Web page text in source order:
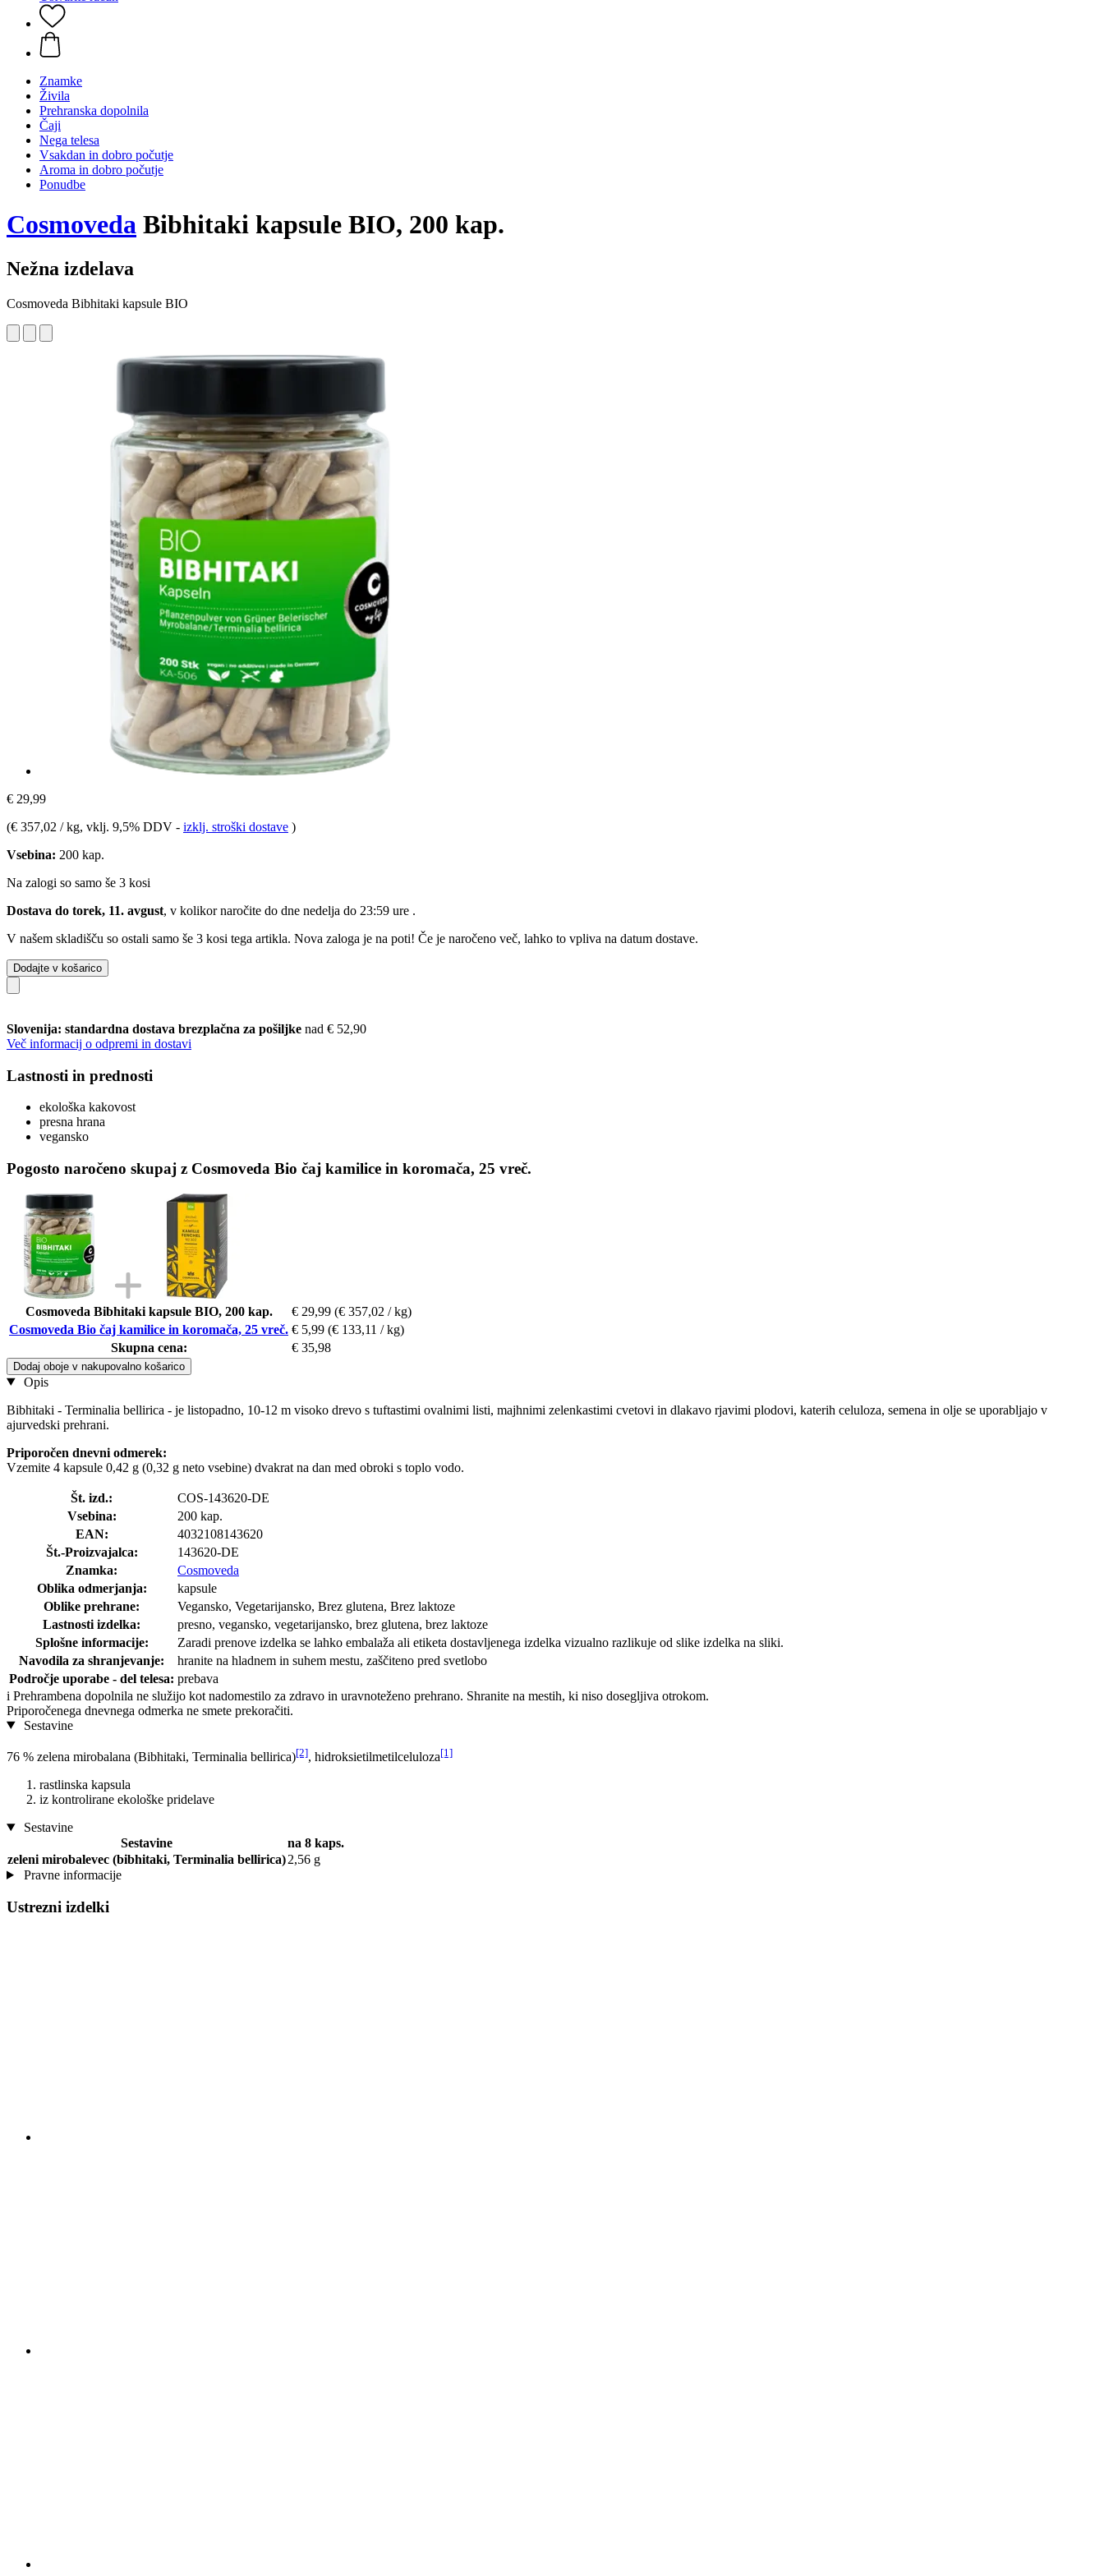
Znamke
Živila
Prehranska dopolnila
Čaji
Nega telesa
Vsakdan in dobro počutje
Aroma in dobro počutje
Ponudbe
Cosmoveda Bibhitaki kapsule BIO, 200 kap.
Nežna izdelava
Cosmoveda Bibhitaki kapsule BIO
€ 29,99
(€ 357,02 / kg, vklj. 9,5% DDV - izklj. stroški dostave )
Vsebina: 200 kap.
Na zalogi so samo še 3 kosi
Dostava do torek, 11. avgust, v kolikor naročite do dne nedelja do 23:59 ure .
V našem skladišču so ostali samo še 3 kosi tega artikla. Nova zaloga je na poti! Če je naročeno več, lahko to vpliva na datum dostave.
Dodajte v košarico
Slovenija: standardna dostava brezplačna za pošiljke nad € 52,90
Več informacij o odpremi in dostavi
Lastnosti in prednosti
ekološka kakovost
presna hrana
vegansko
Pogosto naročeno skupaj z Cosmoveda Bio čaj kamilice in koromača, 25 vreč.
Cosmoveda Bibhitaki kapsule BIO, 200 kap. € 29,99 (€ 357,02 / kg)
Cosmoveda Bio čaj kamilice in koromača, 25 vreč. € 5,99 (€ 133,11 / kg)
Skupna cena:
€ 35,98
Dodaj oboje v nakupovalno košarico
Opis
Bibhitaki - Terminalia bellirica - je listopadno, 10-12 m visoko drevo s tuftastimi ovalnimi listi, majhnimi zelenkastimi cvetovi in dlakavo rjavimi plodovi, katerih celuloza, semena in olje se uporabljajo v
ajurvedski prehrani.
Priporočen dnevni odmerek:
Vzemite 4 kapsule 0,42 g (0,32 g neto vsebine) dvakrat na dan med obroki s toplo vodo.
Št. izd.:
COS-143620-DE
Vsebina:
200 kap.
EAN:
4032108143620
Št.-Proizvajalca:
143620-DE
Znamka:
Cosmoveda
Oblika odmerjanja:
kapsule
Oblike prehrane:
Vegansko, Vegetarijansko, Brez glutena, Brez laktoze
Lastnosti izdelka:
presno, vegansko, vegetarijansko, brez glutena, brez laktoze
Splošne informacije:
Zaradi prenove izdelka se lahko embalaža ali etiketa dostavljenega izdelka vizualno razlikuje od slike izdelka na sliki.
Navodila za shranjevanje:
hranite na hladnem in suhem mestu, zaščiteno pred svetlobo
Področje uporabe - del telesa: prebava
i Prehrambena dopolnila ne služijo kot nadomestilo za zdravo in uravnoteženo prehrano. Shranite na mestih, ki niso dosegljiva otrokom.
Priporočenega dnevnega odmerka ne smete prekoračiti.
Sestavine
76 % zelena mirobalana (Bibhitaki, Terminalia bellirica)[2], hidroksietilmetilceluloza[1]
rastlinska kapsula
iz kontrolirane ekološke pridelave
Sestavine
Sestavine
na 8 kaps.
zeleni mirobalevec (bibhitaki, Terminalia bellirica)2,56 g
Pravne informacije
Ustrezni izdelki